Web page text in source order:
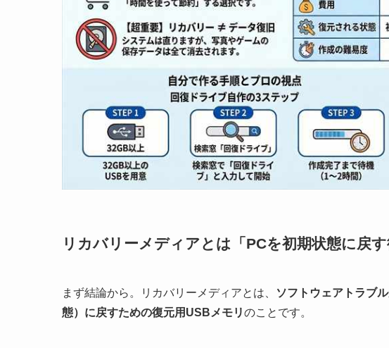
リカバリーメディアとは「PCを初期状態に戻
まず結論から。リカバリーメディアとは、
ソフトウェアトラブ
態）に戻すための復元用USBメモリのことです。